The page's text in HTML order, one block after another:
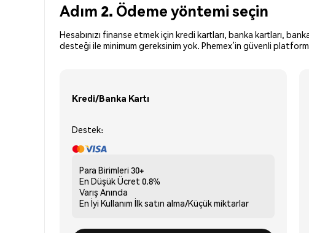
Adım 2. Ödeme yöntemi seçin
Hesabınızı finanse etmek için kredi kartları, banka kartları,
desteği ile minimum gereksinim yok. Phemex’in güvenli
Kredi/Banka Kartı
Destek:
Para Birimleri 30+
En Düşük Ücret 0.8%
Varış Anında
En İyi Kullanım İlk satın alma/Küçük miktarlar